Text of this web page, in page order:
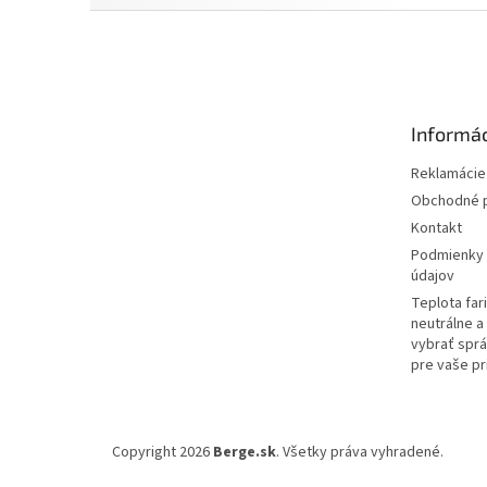
Obchodné
Kontakt
údajov
Teplota
neutrálne
vybrať
pre vaše
Copyright 2026 Berge.sk. Všetky práva vyhradené.